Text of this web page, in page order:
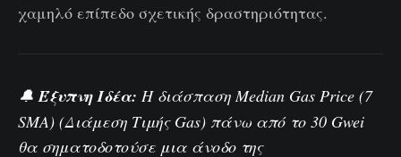
χαμηλό επίπεδο σχετικής δραστηριότητας.
🔔 Έξυπνη Ιδέα: Η διάσπαση Median Gas Price (7
SMA) (Διάμεση Τιμής Gas) πάνω από το 30 Gwei
θα σηματοδοτούσε μια άνοδο της